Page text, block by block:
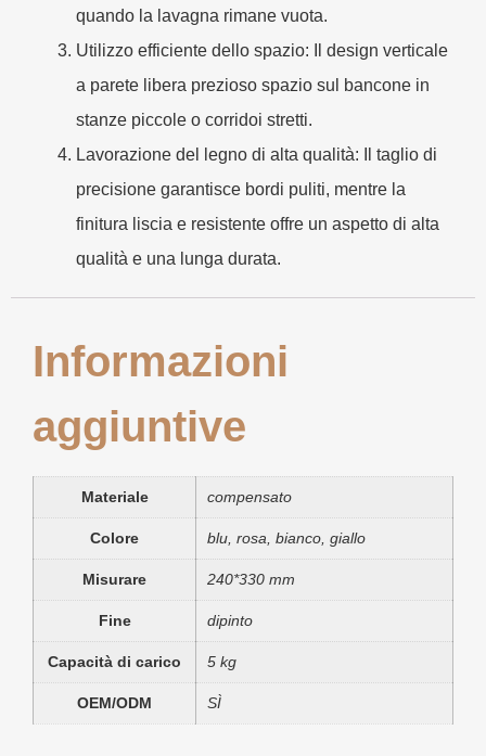
quando la lavagna rimane vuota.
Utilizzo efficiente dello spazio: Il design verticale
a parete libera prezioso spazio sul bancone in
stanze piccole o corridoi stretti.
Lavorazione del legno di alta qualità: Il taglio di
precisione garantisce bordi puliti, mentre la
finitura liscia e resistente offre un aspetto di alta
qualità e una lunga durata.
Informazioni
aggiuntive
Materiale compensato
Colore blu, rosa, bianco, giallo
Misurare 240*330 mm
Fine dipinto
Capacità di carico 5 kg
OEM/ODM SÌ